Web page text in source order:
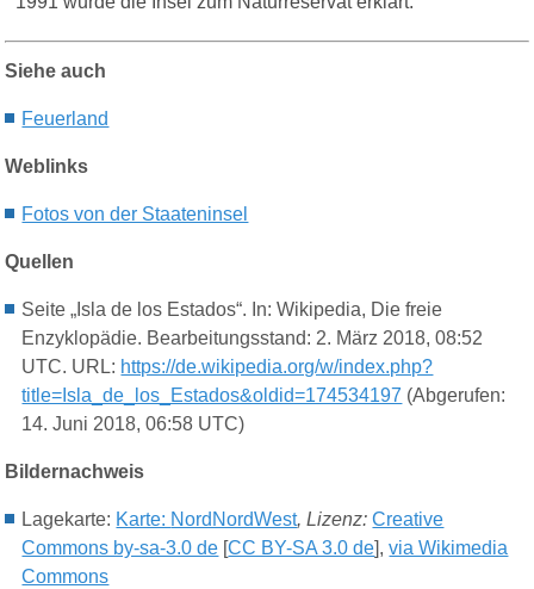
Siehe auch
Feuerland
Weblinks
Fotos von der Staateninsel
Quellen
Seite „Isla de los Estados“. In: Wikipedia, Die freie
Enzyklopädie. Bearbeitungsstand: 2. März 2018, 08:52
UTC. URL: https://de.wikipedia.org/w/index.php?
title=Isla_de_los_Estados&oldid=174534197 (Abgerufen:
14. Juni 2018, 06:58 UTC)
Bildernachweis
Lagekarte: Karte: NordNordWest, Lizenz:Creative
Commons by-sa-3.0 de [CC BY-SA 3.0 de],via Wikimedia
Commons